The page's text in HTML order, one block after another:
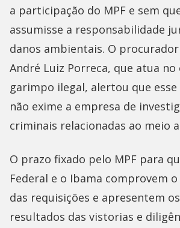
a participação do MPF e sem
assumisse a responsabilidade
danos ambientais. O
André Luiz Porreca, que atua
garimpo ilegal, alertou que
não exime a empresa de
criminais relacionadas ao meio
O prazo fixado pelo MPF para
Federal e o Ibama comprovem
das requisições e apresentem
resultados das vistorias e